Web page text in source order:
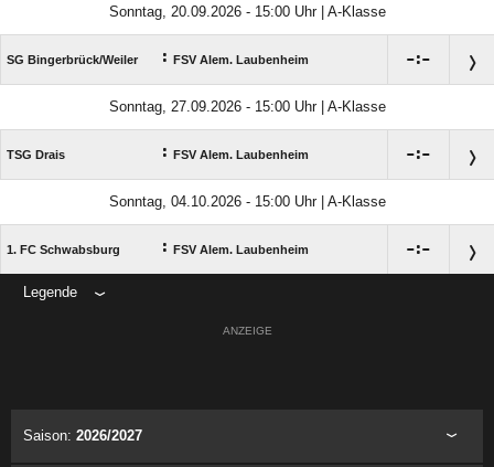
Sonntag, 20.09.2026 - 15:00 Uhr | A-Klasse
SG Bingerbrück/​Weiler : FSV Alem. Laubenheim :
Sonntag, 27.09.2026 - 15:00 Uhr | A-Klasse
TSG Drais : FSV Alem. Laubenheim :
Sonntag, 04.10.2026 - 15:00 Uhr | A-Klasse
1. FC Schwabsburg : FSV Alem. Laubenheim :
Legende
ANZEIGE
Saison: 2026/2027